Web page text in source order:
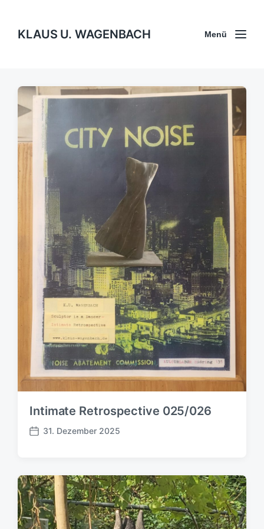
KLAUS U. WAGENBACH Menü
Intimate Retrospective 025/026
V
ö
f
f
e
n
31. Dezember 2025